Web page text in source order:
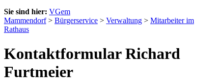
Sie sind hier: VGem
Mammendorf> Bürgerservice > Verwaltung > Mitarbeiter im
Rathaus
Kontaktformular Richard
Furtmeier